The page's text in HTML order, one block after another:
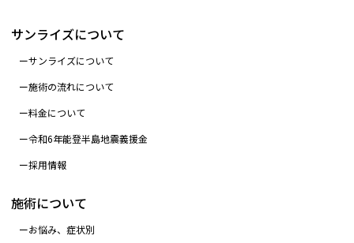
サンライズについて
サンライズについて
施術の流れについて
料金について
令和6年能登半島地震義援金
採用情報
施術について
お悩み、症状別